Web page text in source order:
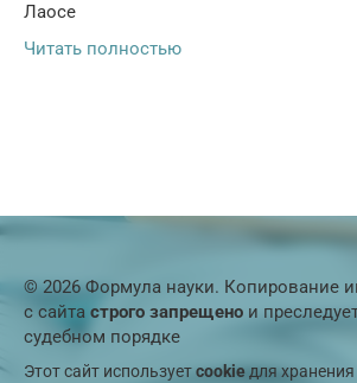
Лаосе
Читать полностью
© 2026 Формула науки. Копирование
с сайта строго запрещено и
судебном порядке
Этот сайт используетcookieдля